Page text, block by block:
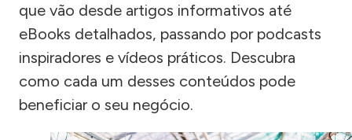
que vão desde artigos informativos até
eBooks detalhados, passando por podcasts
inspiradores e vídeos práticos. Descubra
como cada um desses conteúdos pode
beneficiar o seu negócio.